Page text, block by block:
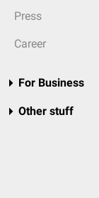
Press
Career
For Business
Other stuff